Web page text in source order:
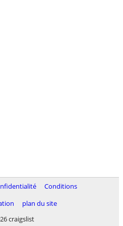
Conditions
plan du site
craigslist